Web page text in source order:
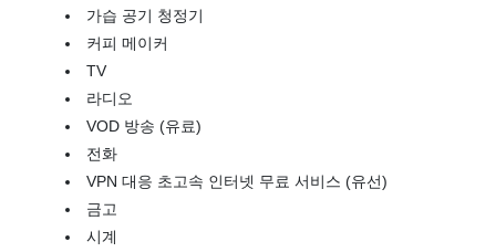
가습 공기 청정기
커피 메이커
TV
라디오
VOD 방송 (유료)
전화
VPN 대응 초고속 인터넷 무료 서비스 (유선)
금고
시계